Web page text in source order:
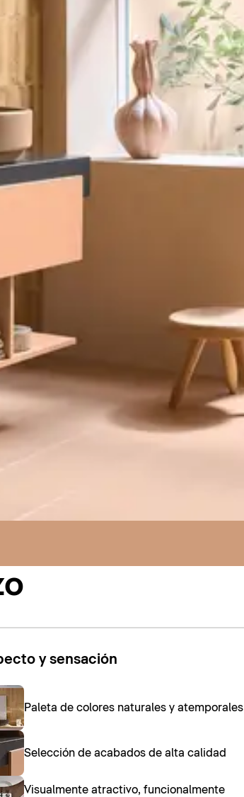
y sensación
Paleta de colores naturales y atemporales
Selección de acabados de alta calidad
Visualmente atractivo, funcionalmente